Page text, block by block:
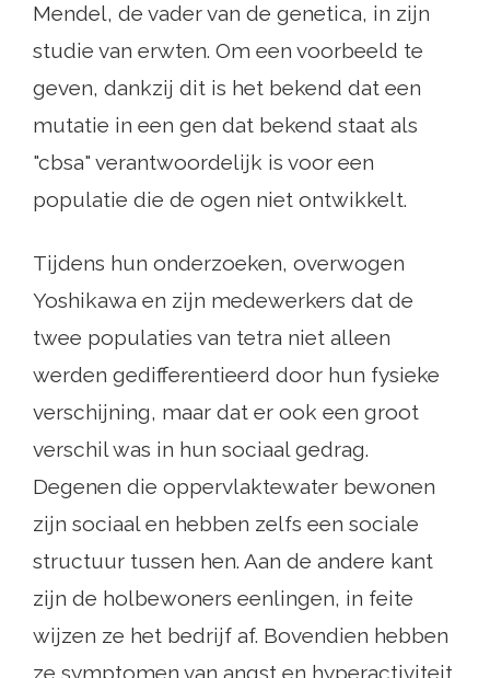
Mendel, de vader van de genetica, in zijn
studie van erwten. Om een ​​voorbeeld te
geven, dankzij dit is het bekend dat een
mutatie in een gen dat bekend staat als
"cbsa" verantwoordelijk is voor een
populatie die de ogen niet ontwikkelt.
Tijdens hun onderzoeken, overwogen
Yoshikawa en zijn medewerkers dat de
twee populaties van tetra niet alleen
werden gedifferentieerd door hun fysieke
verschijning, maar dat er ook een groot
verschil was in hun sociaal gedrag.
Degenen die oppervlaktewater bewonen
zijn sociaal en hebben zelfs een sociale
structuur tussen hen. Aan de andere kant
zijn de holbewoners eenlingen, in feite
wijzen ze het bedrijf af. Bovendien hebben
ze symptomen van angst en hyperactiviteit